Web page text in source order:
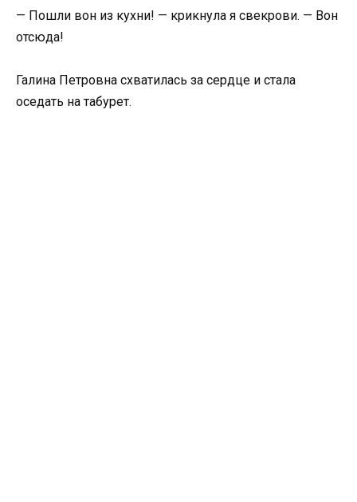
— Пошли вон из кухни! — крикнула я свекрови. — Вон
отсюда!
Галина Петровна схватилась за сердце и стала
оседать на табурет.